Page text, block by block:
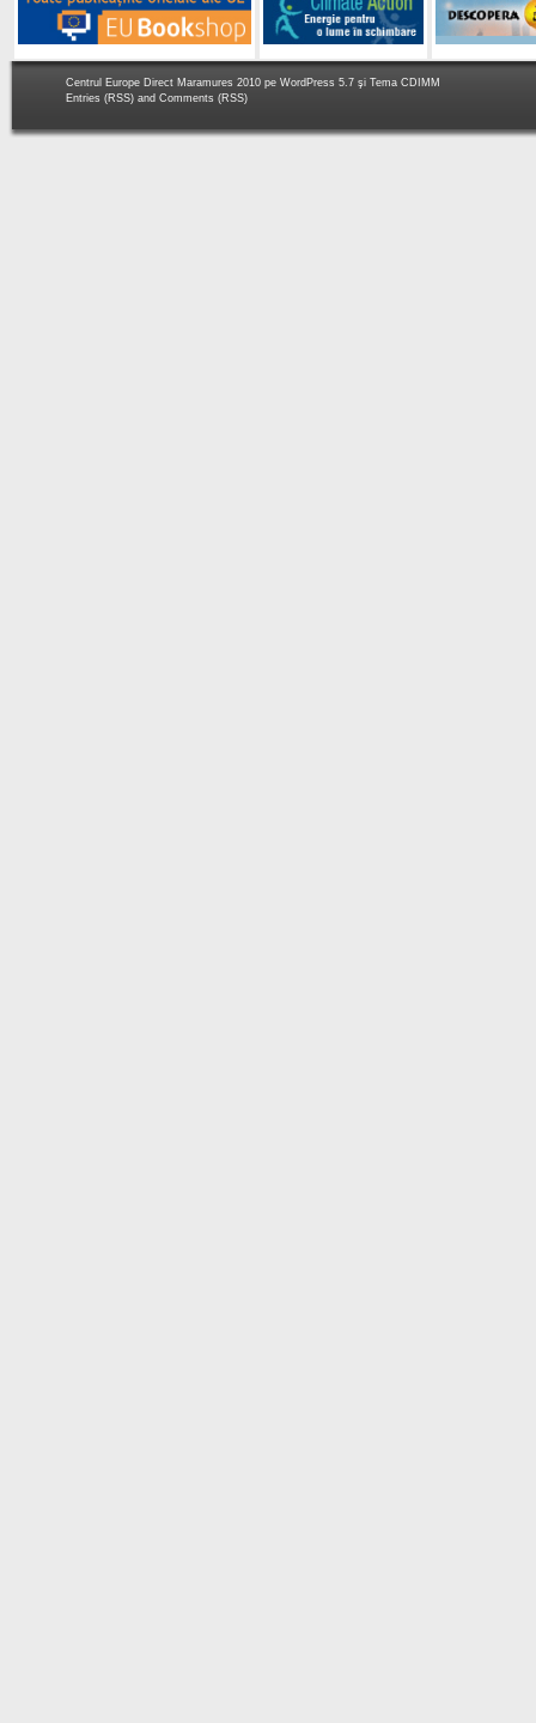
Centrul Europe Direct Maramures 2010 pe WordPress 5.7 şi Tema CDIMM
Entries (RSS) and Comments (RSS)